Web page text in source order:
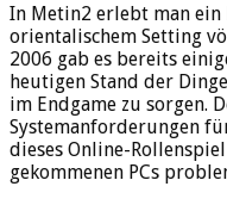
In Metin2 erlebt man ein
orientalischem Setting
2006 gab es bereits
heutigen Stand der
im Endgame zu sorgen.
Systemanforderungen
dieses Online-
gekommenen PCs